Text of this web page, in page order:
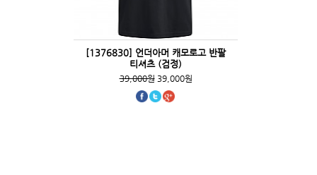
[1376830] 언더아머 캐모로고 반팔
티셔츠 (검정)
39,000원39,000원